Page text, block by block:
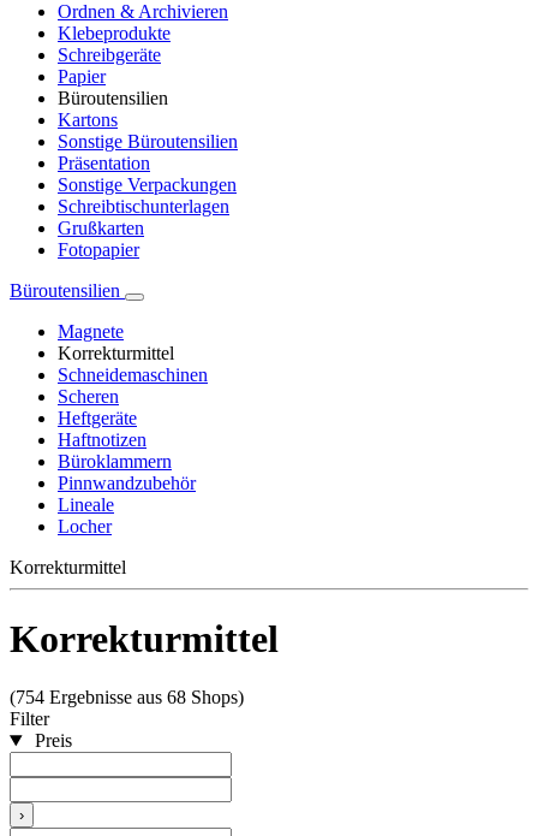
Ordnen & Archivieren
Klebeprodukte
Schreibgeräte
Papier
Büroutensilien
Kartons
Sonstige Büroutensilien
Präsentation
Sonstige Verpackungen
Schreibtischunterlagen
Grußkarten
Fotopapier
Büroutensilien
Magnete
Korrekturmittel
Schneidemaschinen
Scheren
Heftgeräte
Haftnotizen
Büroklammern
Pinnwandzubehör
Lineale
Locher
Korrekturmittel
Korrekturmittel
(754 Ergebnisse aus 68 Shops)
Filter
Preis
›